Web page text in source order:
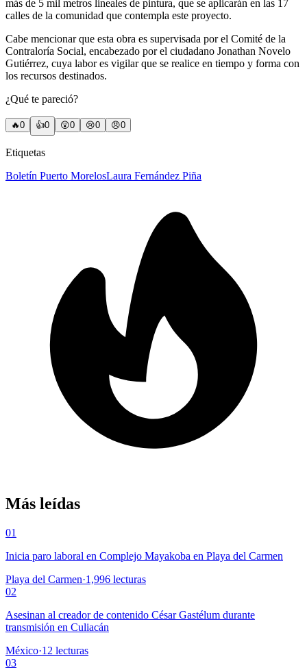
más de 5 mil metros lineales de pintura, que se aplicarán en las 17
calles de la comunidad que contempla este proyecto.
Cabe mencionar que esta obra es supervisada por el Comité de la
Contraloría Social, encabezado por el ciudadano Jonathan Novelo
Gutiérrez, cuya labor es vigilar que se realice en tiempo y forma con
los recursos destinados.
¿Qué te pareció?
🔥0 👍0 😲0 😢0 😠0
Etiquetas
Boletín Puerto MorelosLaura Fernández Piña
Más leídas
01
Inicia paro laboral en Complejo Mayakoba en Playa del Carmen
Playa del Carmen·1,996 lecturas
02
Asesinan al creador de contenido César Gastélum durante
transmisión en Culiacán
México·12 lecturas
03